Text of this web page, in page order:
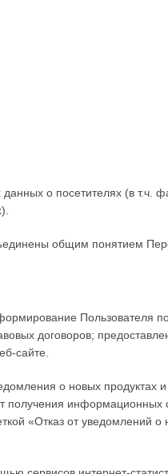
о посетителях (в
общим понятием
Пользователя
договоров;
сайте.
о новых продуктах
получения
«Отказ от уведомлений о